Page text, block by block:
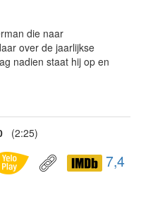
die naar
over de jaarlijkse
nadien staat hij op en
(2:25)
7,4